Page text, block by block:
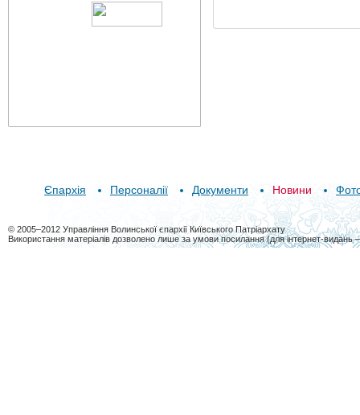
Єпархія Персоналії Документи Новини
© 2005–2012 Управління Волинської єпархії Київського Патріархату
Використання матеріалів дозволено лише за умови посилання (для інтернет-видань